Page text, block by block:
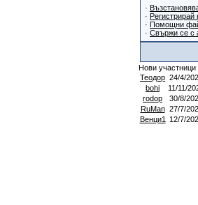
·
·Регистрирай
·Помощни
·Свържи се с
Нови участници
Теодор 24/4/
bohi
11/11/
rodop
30/8/
RuMan 27/7/
Венци1
12/7/